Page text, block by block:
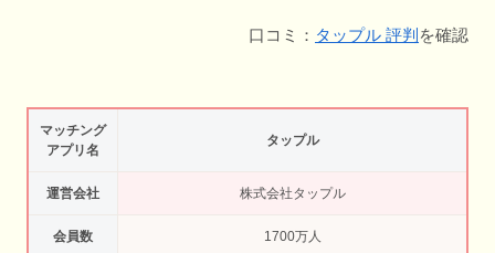
口コミ： タップル 評判 を確認
マッチング
アプリ名
タップル
運営会社 株式会社タップル
会員数 1700万人